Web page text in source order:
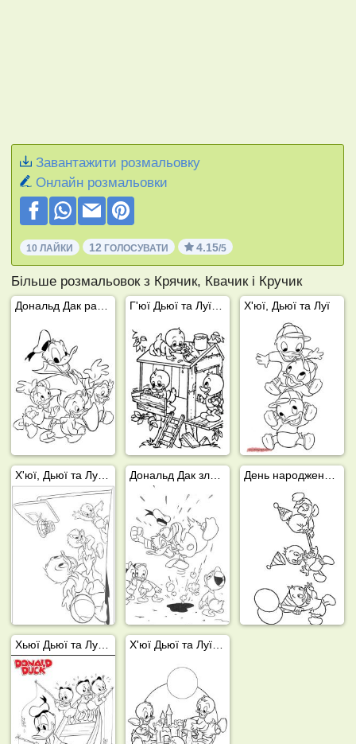
Завантажити розмальовку
Онлайн розмальовки
10 ЛАЙКИ 12 ГОЛОСУВАТИ 4.15/5
Більше розмальовок з Крячик, Квачик і Кручик
Х'юї, Дьюї та Луї